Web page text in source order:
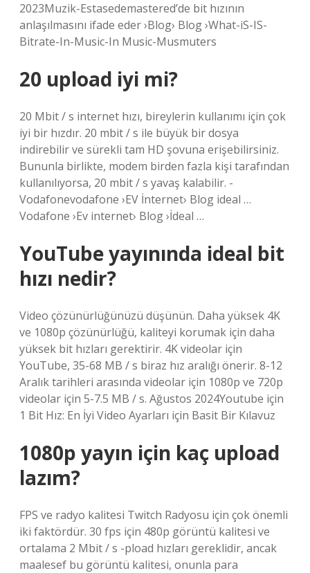
2023Muzik-Estasedemastered’de bit hızının
anlaşılmasını ifade eder ›Blog› Blog ›What-iS-IS-
Bitrate-In-Music-In Music-Musmuters
20 upload iyi mi?
20 Mbit / s internet hızı, bireylerin kullanımı için çok
iyi bir hızdır. 20 mbit / s ile büyük bir dosya
indirebilir ve sürekli tam HD şovuna erişebilirsiniz.
Bununla birlikte, modem birden fazla kişi tarafından
kullanılıyorsa, 20 mbit / s yavaş kalabilir. -
Vodafonevodafone ›EV İnternet› Blog ideal …
Vodafone ›Ev internet› Blog ›İdeal …
YouTube yayınında ideal bit
hızı nedir?
Video çözünürlüğünüzü düşünün. Daha yüksek 4K
ve 1080p çözünürlüğü, kaliteyi korumak için daha
yüksek bit hızları gerektirir. 4K videolar için
YouTube, 35-68 MB / s biraz hız aralığı önerir. 8-12
Aralık tarihleri ​​arasında videolar için 1080p ve 720p
videolar için 5-7.5 MB / s. Ağustos 2024Youtube için
1 Bit Hız: En İyi Video Ayarları için Basit Bir Kılavuz
1080p yayın için kaç upload
lazım?
FPS ve radyo kalitesi Twitch Radyosu için çok önemli
iki faktördür. 30 fps için 480p görüntü kalitesi ve
ortalama 2 Mbit / s -pload hızları gereklidir, ancak
maalesef bu görüntü kalitesi, onunla para